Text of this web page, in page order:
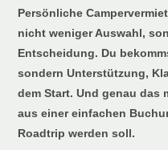
Persönliche
nicht weniger Auswahl,
Entscheidung. Du
sondern Unterstützung,
dem Start. Und genau das
aus einer einfachen
Roadtrip werden soll.